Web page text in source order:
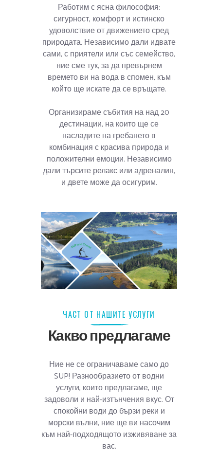
Работим с ясна философия:
сигурност, комфорт и истинско
удоволствие от движението сред
природата. Независимо дали идвате
сами, с приятели или със семейство,
ние сме тук, за да превърнем
времето ви на вода в спомен, към
който ще искате да се връщате.
Организираме събития на над 20
дестинации, на които ще се
насладите на гребането в
комбинация с красива природа и
положителни емоции. Независимо
дали търсите релакс или адреналин,
и двете може да осигурим.
ЧАСТ ОТ НАШИТЕ УСЛУГИ
Какво предлагаме
Ние не се ограничаваме само до
SUP! Разнообразието от водни
услуги, които предлагаме, ще
задоволи и най-изтънчения вкус. От
спокойни води до бързи реки и
морски вълни, ние ще ви насочим
към най-подходящото изживяване за
вас.